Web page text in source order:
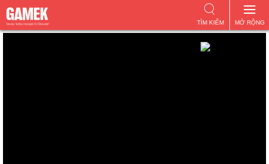
MỞ RỘNG
TÌM KIẾM